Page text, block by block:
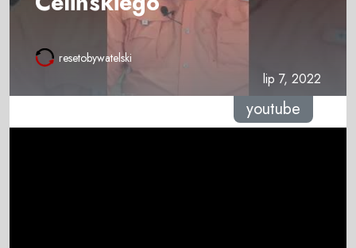
resetobywatelski
lip 7, 2022
youtube